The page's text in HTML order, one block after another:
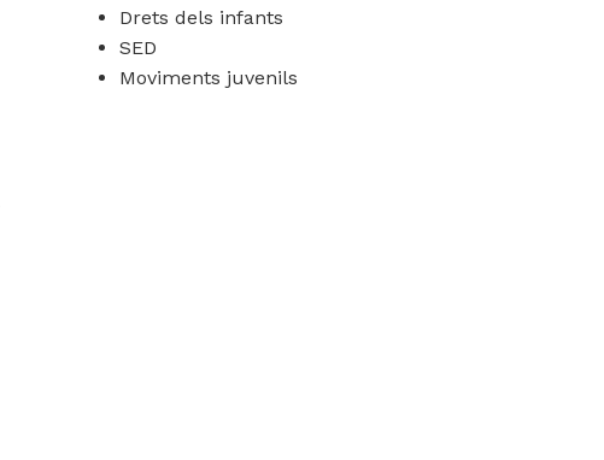
Drets dels infants
SED
Moviments juvenils